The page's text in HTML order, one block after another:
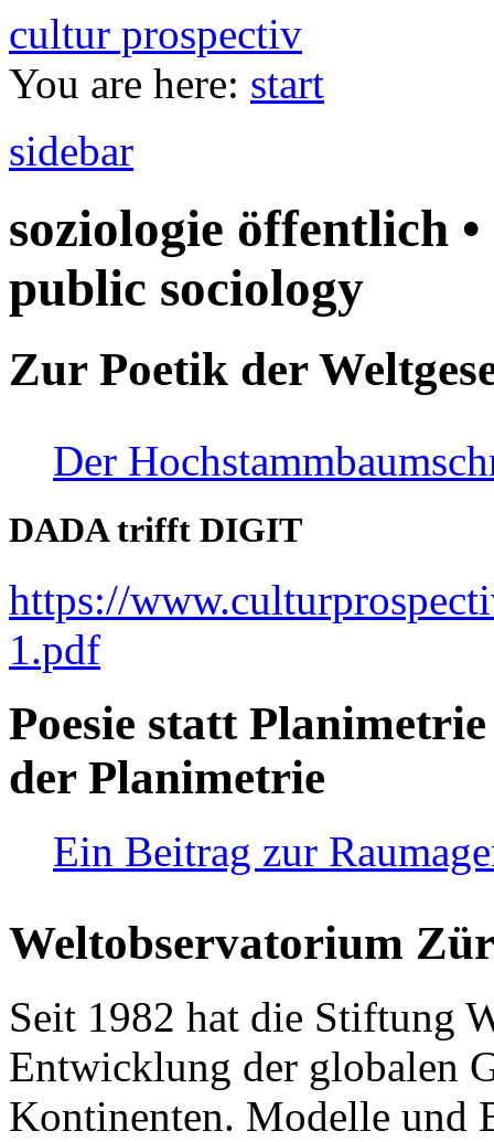
cultur prospectiv
You are here: start
sidebar
soziologie öffentlich
public sociology
Zur Poetik der
Der
DADA trifft DIGIT
https://
1.pdf
Poesie statt
der Planimetrie
Ein Beitrag zur
Weltobservatorium
Seit 1982 hat die Stiftung
Entwicklung der globalen
Kontinenten. Modelle und